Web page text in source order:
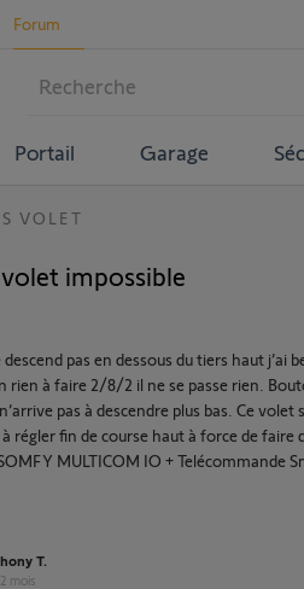
Forum
Portail Garage
VOLET
volet impossible
pas en dessous du tiers haut j’ai
rien à faire 2/8/2 il ne se passe rien.
pas à descendre plus bas. Ce
à régler fin de course haut à force de faire
MULTICOM IO + Telécommande
T.
2 mois